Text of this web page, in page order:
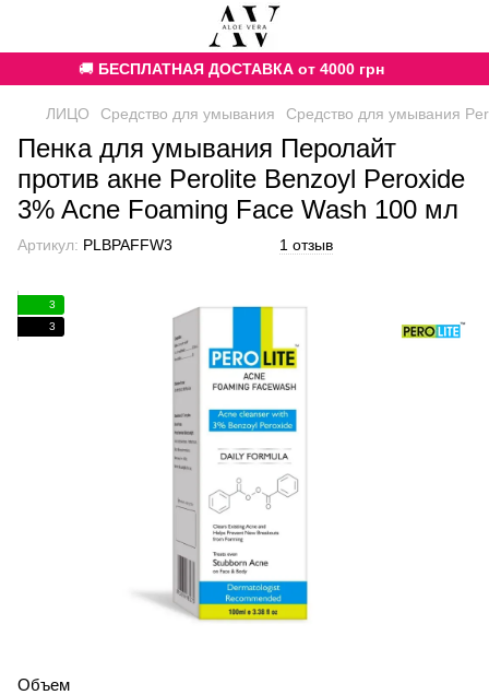
🚚 БЕСПЛАТНАЯ ДОСТАВКА от 4000 грн
ЛИЦО Средство для умывания Средство для умывания
Пенка для умывания Перолайт
против акне Perolite Benzoyl Peroxide
3% Acne Foaming Face Wash 100 мл
Артикул: PLBPAFFW3 1 отзыв
3
3
Объем